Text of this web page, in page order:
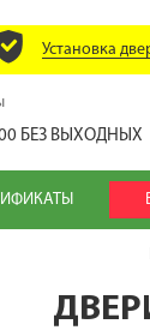
Установка
БЕЗ ВЫХОДНЫХ